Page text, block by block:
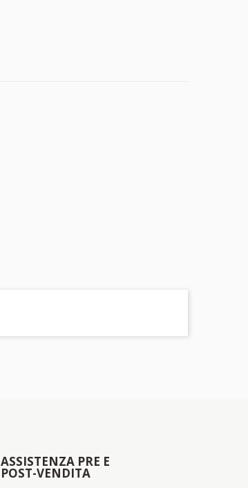
ASSISTENZA PRE E
POST-VENDITA